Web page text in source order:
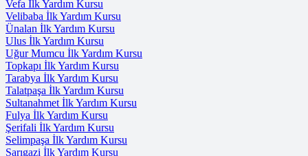
Vefa İlk Yardım Kursu
Velibaba İlk Yardım Kursu
Ünalan İlk Yardım Kursu
Ulus İlk Yardım Kursu
Uğur Mumcu İlk Yardım Kursu
Topkapı İlk Yardım Kursu
Tarabya İlk Yardım Kursu
Talatpaşa İlk Yardım Kursu
Sultanahmet İlk Yardım Kursu
Fulya İlk Yardım Kursu
Şerifali İlk Yardım Kursu
Selimpaşa İlk Yardım Kursu
Sarıgazi İlk Yardım Kursu